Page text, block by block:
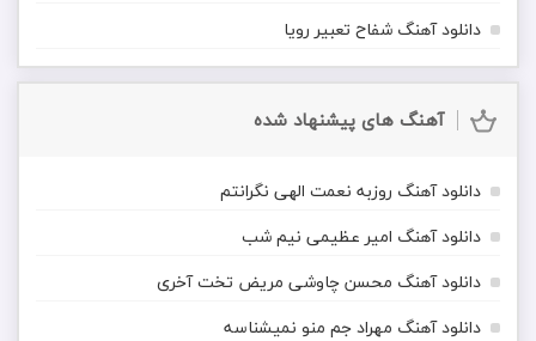
دانلود آهنگ شفاح تعبیر رویا
آهنگ های پیشنهاد شده
دانلود آهنگ روزبه نعمت الهی نگرانتم
دانلود آهنگ امیر عظیمی نیم شب
دانلود آهنگ محسن چاوشی مریض تخت آخری
دانلود آهنگ مهراد جم منو نمیشناسه